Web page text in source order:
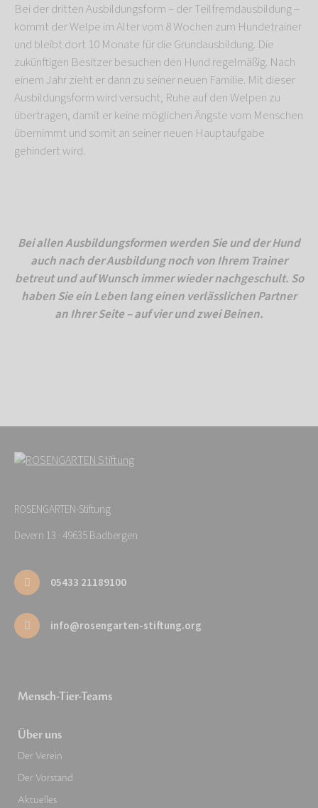
Bei der dritten Ausbildungsform – der Teilfremdausbildung –
kommt der Welpe im Alter vom 8 Wochen zum Hundetrainer
und bleibt dort 10 Monate für die Grundausbildung. Die
zukünftigen Besitzer besuchen den Hund regelmäßig. Nach
einem Jahr zieht er dann zu seiner neuen Familie. Mit dieser
Ausbildungsform wird versucht, Ruhe auf den Welpen zu
übertragen, damit er keine möglichen Ängste vom Menschen
übernimmt und somit an seiner neuen Hauptaufgabe
gehindert wird.
Bei allen Ausbildungsformen werden Sie und der Hund
auch nach der Ausbildung noch von Ihrem Trainer
betreut und auf Wunsch immer wieder nachgeschult. So
haben Sie ein Leben lang einen verlässlichen Partner
an Ihrer Seite – auf vier und zwei Beinen.
ROSENGARTEN-Stiftung
Devern 13 · 49635 Badbergen
05433 21189100
info@rosengarten-stiftung.org
Mensch-Tier-Teams
Über uns
Der Verein
Der Vorstand
Aktuelles